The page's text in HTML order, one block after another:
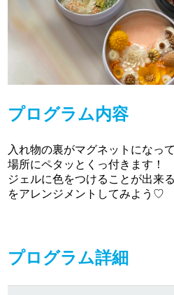
プログラム内容
入れ物の裏がマグネットになっ
場所にペタッとくっ付きます！
ジェルに色をつけることが出来
をアレンジメントしてみよう♡
プログラム詳細